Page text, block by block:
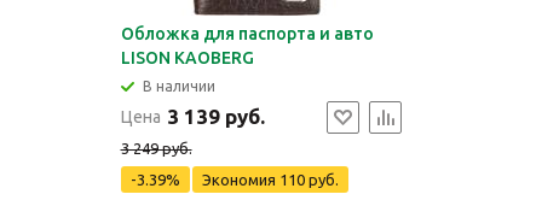
Обложка для паспорта и авто
LISON KAOBERG
В наличии
Цена 3 139 руб.
3 249 руб.
-3.39%
Экономия 110 руб.